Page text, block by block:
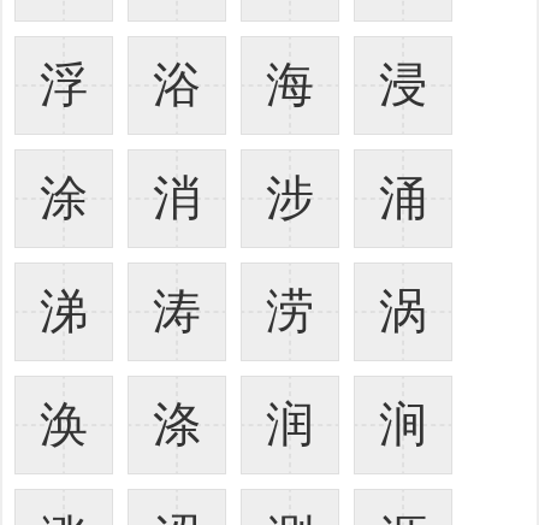
浮 浴 海 浸
涂 消 涉 涌
涕 涛 涝 涡
涣 涤 润 涧